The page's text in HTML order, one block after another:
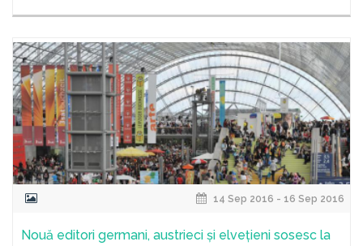
14 Sep 2016 - 16 Sep 2016
Nouă editori germani, austrieci și elvețieni sosesc la